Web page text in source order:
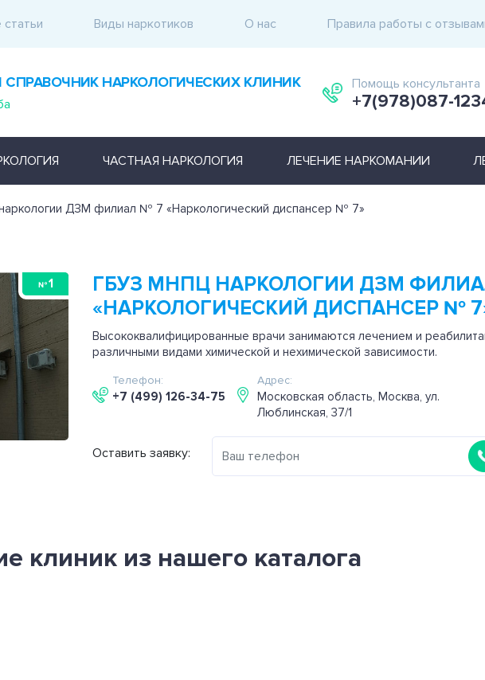
Виды наркотиков О нас Правила работы с
НАРКОЛОГИЧЕСКИХ КЛИНИК Помощь консультанта
+7(978)087-
ЧАСТНАЯ НАРКОЛОГИЯ ЛЕЧЕНИЕ НАРКОМАНИИ
ДЗМ филиал № 7 «Наркологический диспансер № 7»
№ 1
ГБУЗ МНПЦ НАРКОЛОГИИ ДЗМ
«НАРКОЛОГИЧЕСКИЙ ДИСПАНСЕР №
Высококвалифицированные врачи занимаются лечением и
различными видами химической и нехимической зависимости.
Телефон:
+7 (499) 126-34-75
Адрес:
Московская область, Москва, ул.
Люблинская, 37/1
Оставить заявку:
клиник из нашего каталога